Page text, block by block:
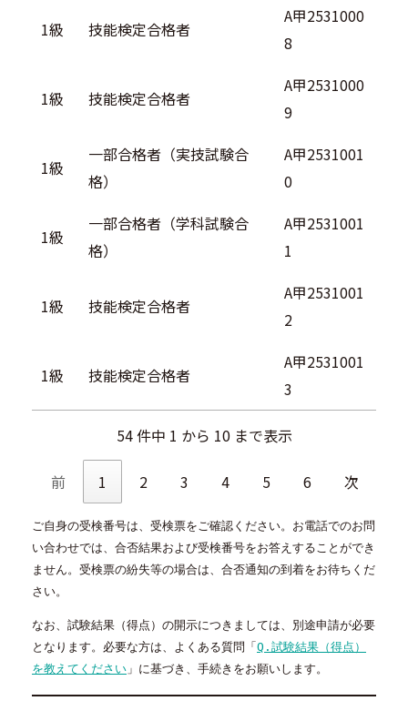
1級 技能検定合格者
A甲2531000
8
1級 技能検定合格者
A甲2531000
9
1級
一部合格者（実技試験合
格）
A甲2531001
0
1級
一部合格者（学科試験合
格）
A甲2531001
1
1級 技能検定合格者
A甲2531001
2
1級 技能検定合格者
A甲2531001
3
54 件中 1 から 10 まで表示
前 1 2 3 4 5 6 次
ご自身の受検番号は、受検票をご確認ください。お電話でのお問
い合わせでは、合否結果および受検番号をお答えすることができ
ません。受検票の紛失等の場合は、合否通知の到着をお待ちくだ
さい。
なお、試験結果（得点）の開示につきましては、別途申請が必要
となります。必要な方は、よくある質問「Q.試験結果（得点）
を教えてください 」に基づき、手続きをお願いします。